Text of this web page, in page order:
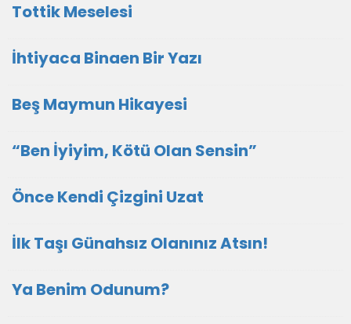
Tottik Meselesi
İhtiyaca Binaen Bir Yazı
Beş Maymun Hikayesi
“Ben İyiyim, Kötü Olan Sensin”
Önce Kendi Çizgini Uzat
İlk Taşı Günahsız Olanınız Atsın!
Ya Benim Odunum?